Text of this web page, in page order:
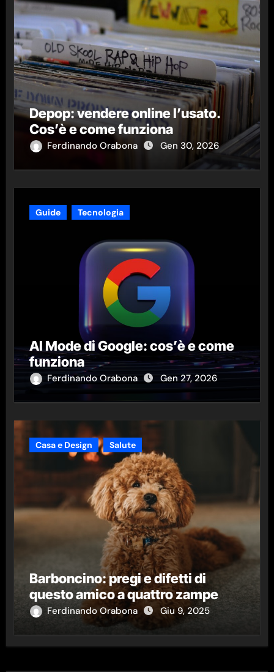
Depop: vendere online l’usato.
Cos’è e come funziona
Ferdinando Orabona Gen 30, 2026
Guide Tecnologia
AI Mode di Google: cos’è e come
funziona
Ferdinando Orabona Gen 27, 2026
Casa e Design Salute
Barboncino: pregi e difetti di
questo amico a quattro zampe
Ferdinando Orabona Giu 9, 2025